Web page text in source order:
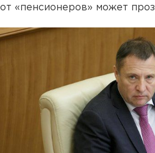
от «пенсионеров» может